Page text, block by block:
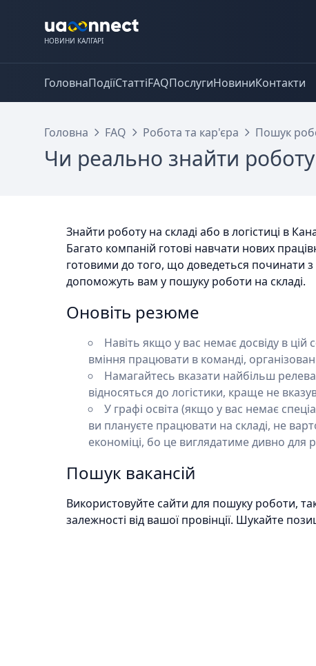
НОВИНИ КАЛГАРІ
ГоловнаПодіїСтаттіFAQПослугиНовиниКонтакти
Головна FAQ Робота та кар'єра Пошук
Чи реально знайти роботу
Знайти роботу на складі або в логістиці в
Багато компаній готові навчати нових
готовими до того, що доведеться починати з
допоможуть вам у пошуку роботи на складі.
Оновіть резюме
Навіть якщо у вас немає досвіду в
вміння працювати в команді,
Намагайтесь вказати найбільш
відносяться до логістики, краще не
У графі освіта (якщо у вас немає
ви плануєте працювати на складі, не
економіці, бо це виглядатиме дивно для
Пошук вакансій
Використовуйте сайти для пошуку роботи,
залежності від вашої провінції. Шукайте